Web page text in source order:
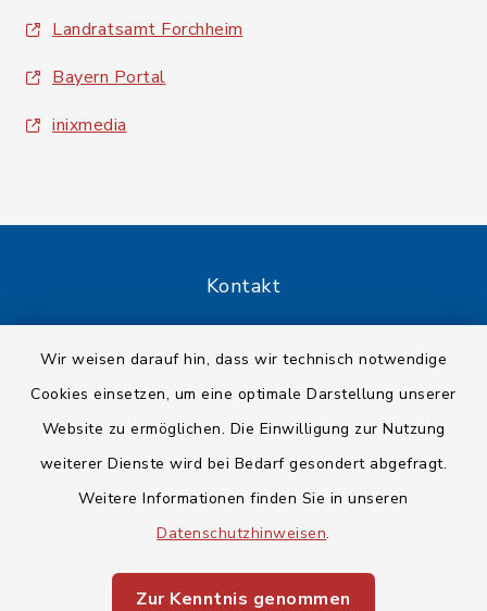
Wir weisen darauf hin, dass wir technisch notwendige
Cookies einsetzen, um eine optimale Darstellung unserer
Website zu ermöglichen. Die Einwilligung zur Nutzung
weiterer Dienste wird bei Bedarf gesondert abgefragt.
Weitere Informationen finden Sie in unseren
Datenschutzhinweisen.
Zur Kenntnis genommen
Landratsamt Forchheim
Bayern Portal
inixmedia
Kontakt
Datenschutz
Impressum
Sitemap
Cookie-Einstellungen